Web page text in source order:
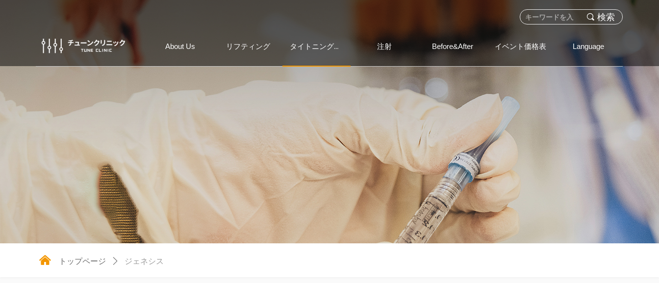
끠 検索
About Us リフティング タイトニング＆レーザー 注射 Before&After イベント価格表 Language
낀 トップページ ꄲ ジェネシス